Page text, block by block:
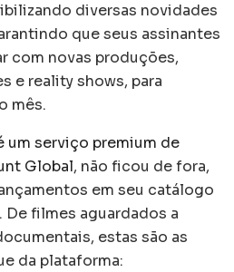
diversas novidades
que seus assinantes
com novas produções,
e reality shows, para
mês.
um serviço premium de
Global, não ficou de fora,
em seu catálogo
filmes aguardados a
estas são as
da plataforma: